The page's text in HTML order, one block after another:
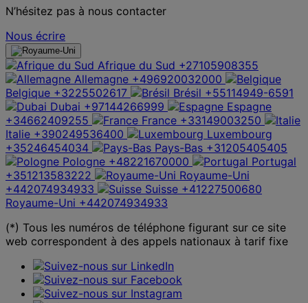
N’hésitez pas à nous contacter
Nous écrire
Afrique du Sud +27105908355
Allemagne +496920032000
Belgique +3225502617 Brésil +55114949-6591
Dubai +97144266999
Espagne
+34662409255
France +33149003250
Italie +390249536400
Luxembourg
+35246454034
Pays-Bas +31205405405
Pologne +48221670000
Portugal
+351213583222
Royaume-Uni
+442074934933
Suisse +41227500680
Royaume-Uni +442074934933
(*) Tous les numéros de téléphone figurant sur ce site
web correspondent à des appels nationaux à tarif fixe